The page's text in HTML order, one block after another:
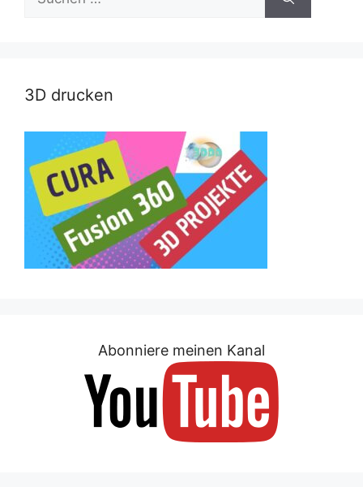
nach:
3D drucken
Abonniere meinen Kanal